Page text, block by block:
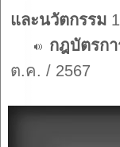
และนวัตกรรม
กฎบัตรกา
ต.ค. / 2567